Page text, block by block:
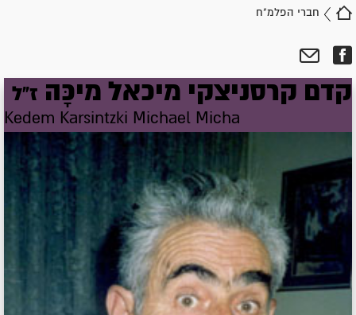
חברי הפלמ"ח
קדם קרסניצקי מיכאל מיכָּה ז"ל
Kedem Karsintzki Michael Micha